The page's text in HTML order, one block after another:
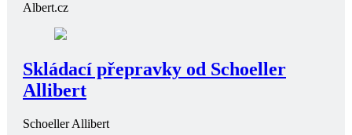
Albert.cz
Skládací přepravky od Schoeller
Allibert
Schoeller Allibert